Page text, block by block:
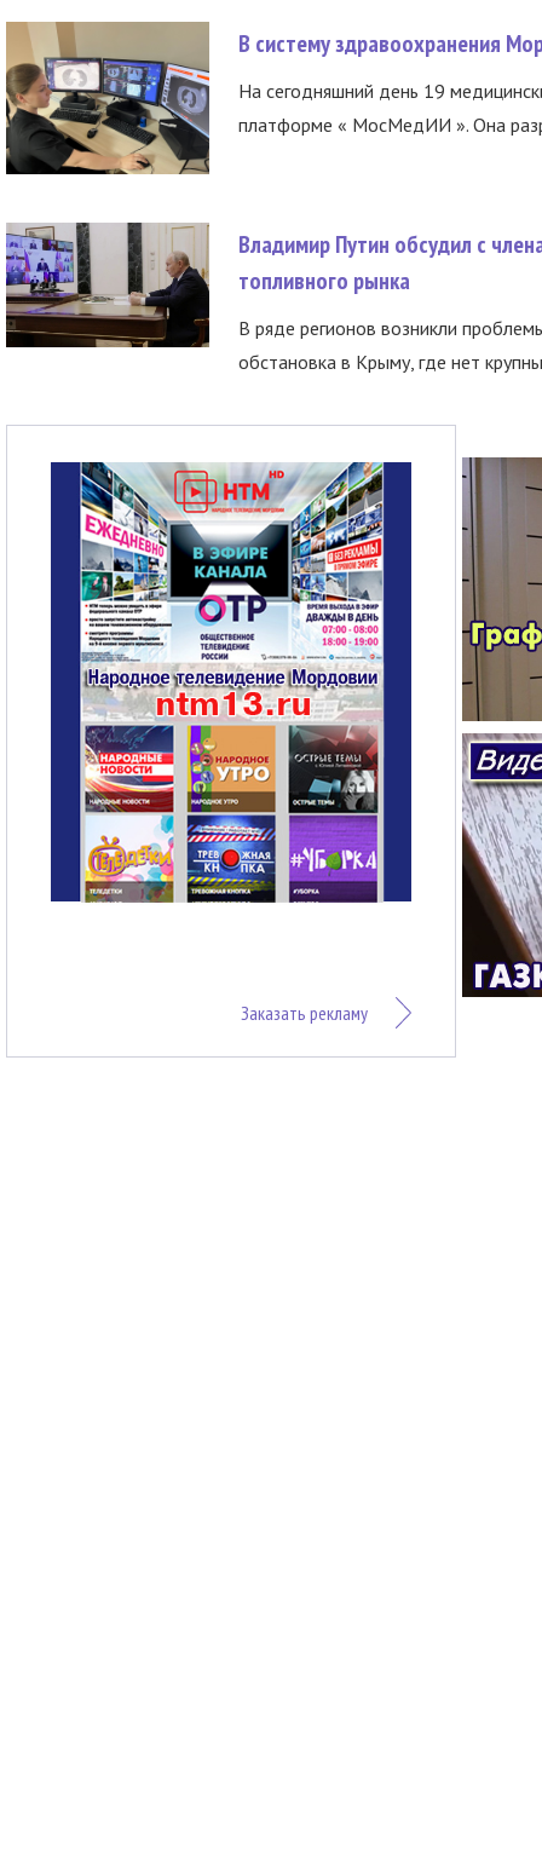
В систему здравоохранения
На сегодняшний день 19
платформе « МосМедИИ ». Она
Владимир Путин обсудил с
топливного рынка
В ряде регионов возникли
обстановка в Крыму, где нет
Заказать рекламу